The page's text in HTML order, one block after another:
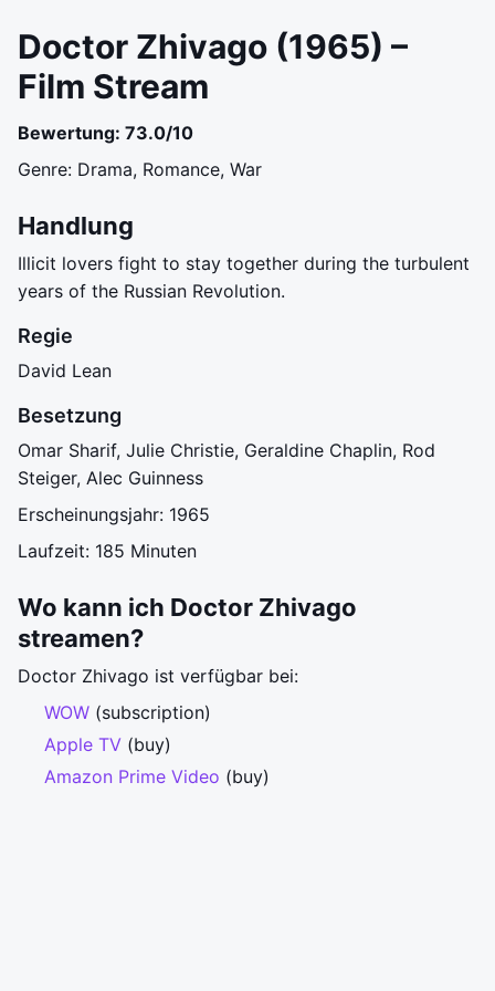
Doctor Zhivago (1965) –
Film Stream
Bewertung: 73.0/10
Genre: Drama, Romance, War
Handlung
Illicit lovers fight to stay together during the turbulent
years of the Russian Revolution.
Regie
David Lean
Besetzung
Omar Sharif, Julie Christie, Geraldine Chaplin, Rod
Steiger, Alec Guinness
Erscheinungsjahr: 1965
Laufzeit: 185 Minuten
Wo kann ich Doctor Zhivago
streamen?
Doctor Zhivago ist verfügbar bei:
WOW (subscription)
Apple TV (buy)
Amazon Prime Video (buy)